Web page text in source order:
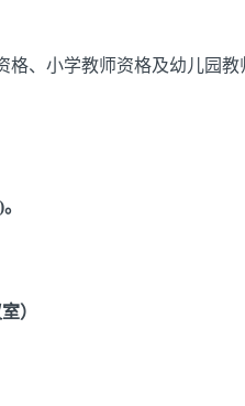
格、小学教师资格及幼儿园教
）